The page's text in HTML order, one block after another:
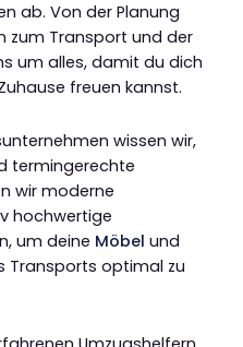
ab. Von der Planung
zum Transport und der
um alles, damit du dich
freuen kannst.
wissen wir,
termingerechte
wir moderne
hochwertige
um deine Möbel und
Transports optimal zu